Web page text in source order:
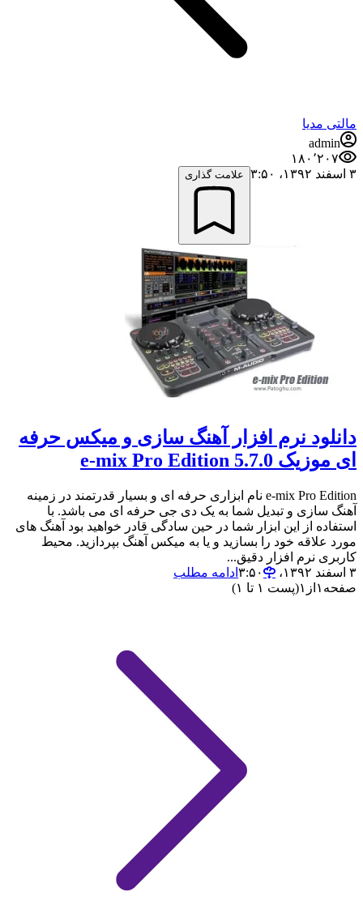
مالتی مدیا
admin
۱۸۰٬۲۰۷
۳ اسفند ۱۳۹۲،‏ ۳:۵۰
علامت گذاری
دانلود نرم افزار آهنگ سازی و میکس حرفه
ای موزیک e-mix Pro Edition 5.7.0
e-mix Pro Edition نام ابزاری حرفه ای و بسیار قدرتمند در زمینه
آهنگ سازی و تبدیل شما به یک دی جی حرفه ای می باشد. با
استفاده از این ابزار شما در حین سادگی قادر خواهید بود آهنگ های
مورد علاقه خود را بسازید و یا به میکس آهنگ بپردازید. محیط
کاربری نرم افزار دقیق...
۳ اسفند ۱۳۹۲،‏ ۳:۵۰
ادامه مطلب
صفحه ۱ از ۱(پست ۱ تا ۱)